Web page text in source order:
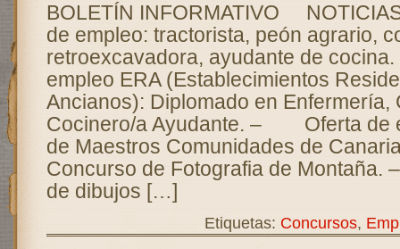
BOLETÍN INFORMATIVO
de empleo: tractorista, peón agrario,
retroexcavadora, ayudante de
empleo ERA (Establecimientos
Ancianos): Diplomado en Enfermería,
Cocinero/a Ayudante. – Oferta de
de Maestros Comunidades de
Concurso de Fotografia de
de dibujos […]
Etiquetas: Concursos,